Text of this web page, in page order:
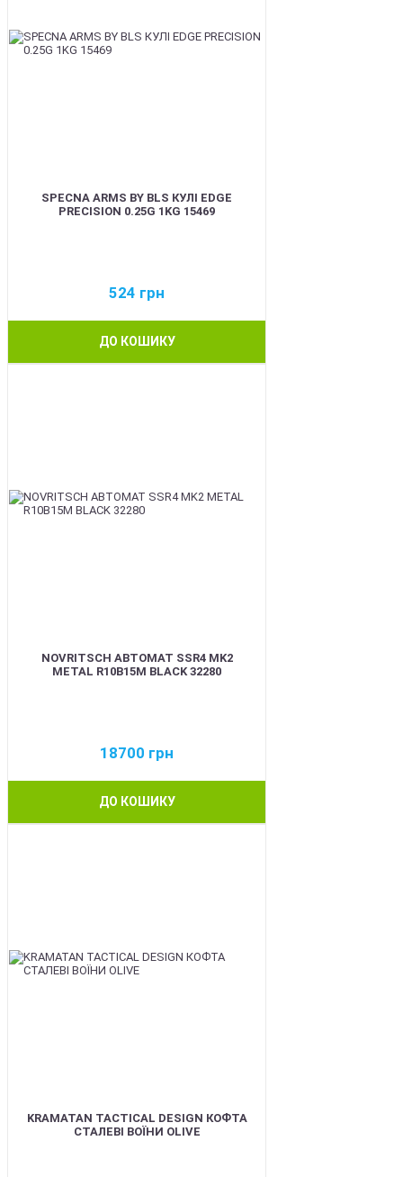
SPECNA ARMS BY BLS КУЛІ EDGE
PRECISION 0.25G 1KG 15469
524 грн
ДО КОШИКУ
NOVRITSCH АВТОМАТ SSR4 MK2
METAL R10B15M BLACK 32280
18700 грн
ДО КОШИКУ
KRAMATAN TACTICAL DESIGN КОФТА
СТАЛЕВІ ВОЇНИ OLIVE